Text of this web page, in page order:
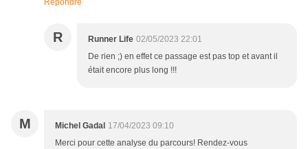
Répondre
R Runner Life 02/05/2023 22:01
De rien ;) en effet ce passage est pas top et avant il
était encore plus long !!!
M Michel Gadal 17/04/2023 09:10
Merci pour cette analyse du parcours! Rendez-vous